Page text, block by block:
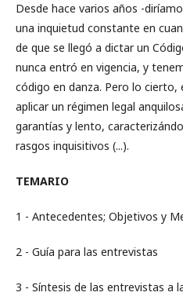
Desde hace varios años -
una inquietud constante en
de que se llegó a dictar un
nunca entró en vigencia, y
código en danza. Pero lo cierto,
aplicar un régimen legal
garantías y lento,
rasgos inquisitivos (...).
TEMARIO
1 - Antecedentes; Objetivos y
2 - Guía para las entrevistas
3 - Síntesis de las entrevistas a